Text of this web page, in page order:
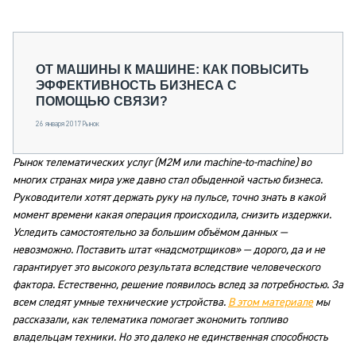
ОТ МАШИНЫ К МАШИНЕ: КАК ПОВЫСИТЬ
ЭФФЕКТИВНОСТЬ БИЗНЕСА С
ПОМОЩЬЮ СВЯЗИ?
26 января 2017 Рынок
Рынок телематических услуг (M2M или machine-to-machine) во
многих странах мира уже давно стал обыденной частью бизнеса.
Руководители хотят держать руку на пульсе, точно знать в какой
момент времени какая операция происходила, снизить издержки.
Уследить самостоятельно за большим объёмом данных —
невозможно. Поставить штат «надсмотрщиков» — дорого, да и не
гарантирует это высокого результата вследствие человеческого
фактора. Естественно, решение появилось вслед за потребностью. За
всем следят умные технические устройства. В этом материалемы
рассказали, как телематика помогает экономить топливо
владельцам техники. Но это далеко не единственная способность